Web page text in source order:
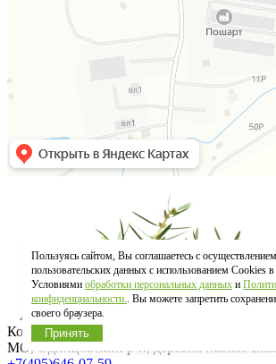
Контакты
МO, Одинцовский р-н, деревня Малые
Пользуясь сайтом, Вы соглашаетесь с
пользовательских данных с использованием Cookies в
Условиями обработки персональных данных и
конфиденциальности.. Вы можете запретить
своего браузера.
Принять